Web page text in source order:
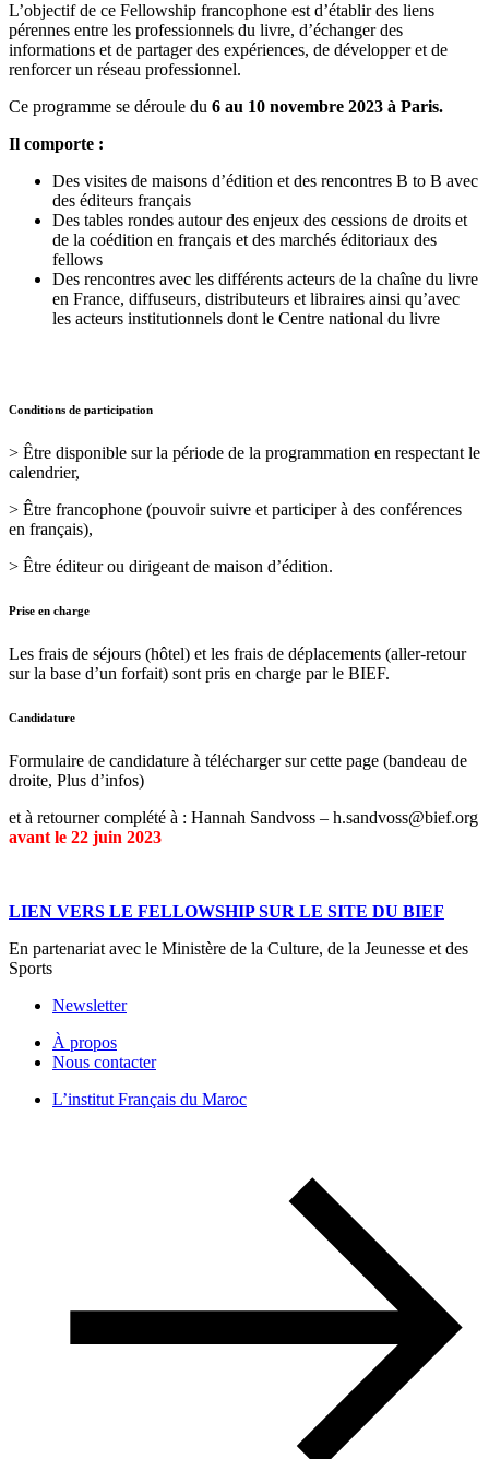
L’objectif de ce Fellowship francophone est d’établir des liens
pérennes entre les professionnels du livre, d’échanger des
informations et de partager des expériences, de développer et de
renforcer un réseau professionnel.
Ce programme se déroule du 6 au 10 novembre 2023 à Paris.
Il comporte :
Des visites de maisons d’édition et des rencontres B to B avec
des éditeurs français
Des tables rondes autour des enjeux des cessions de droits et
de la coédition en français et des marchés éditoriaux des
fellows
Des rencontres avec les différents acteurs de la chaîne du livre
en France, diffuseurs, distributeurs et libraires ainsi qu’avec
les acteurs institutionnels dont le Centre national du livre
Conditions de participation
> Être disponible sur la période de la programmation en respectant le
calendrier,
> Être francophone (pouvoir suivre et participer à des conférences
en français),
> Être éditeur ou dirigeant de maison d’édition.
Prise en charge
Les frais de séjours (hôtel) et les frais de déplacements (aller-retour
sur la base d’un forfait) sont pris en charge par le BIEF.
Candidature
Formulaire de candidature à télécharger sur cette page (bandeau de
droite, Plus d’infos)
et à retourner complété à : Hannah Sandvoss – h.sandvoss@bief.org
avant le 22 juin 2023
LIEN VERS LE FELLOWSHIP SUR LE SITE DU BIEF
En partenariat avec le Ministère de la Culture, de la Jeunesse et des
Sports
Newsletter
À propos
Nous contacter
L’institut Français du Maroc